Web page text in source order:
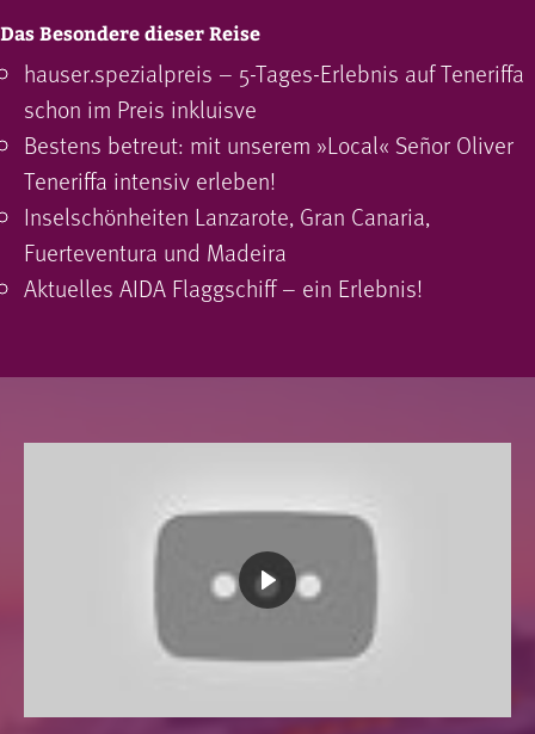
Das Besondere dieser Reise
hauser.spezialpreis – 5-Tages-Erlebnis auf Teneriffa
schon im Preis inkluisve
Bestens betreut: mit unserem »Local« Señor Oliver
Teneriffa intensiv erleben!
Inselschönheiten Lanzarote, Gran Canaria,
Fuerteventura und Madeira
Aktuelles AIDA Flaggschiff – ein Erlebnis!